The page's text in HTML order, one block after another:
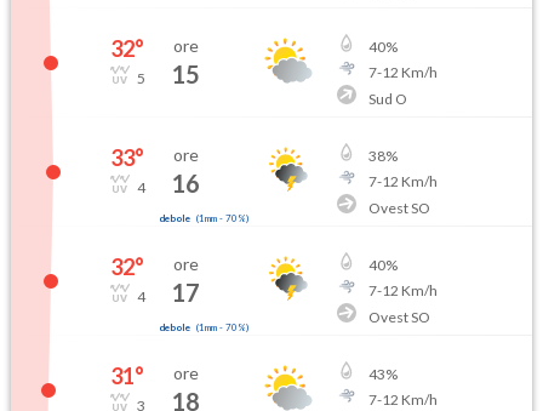
32°
5
ore
15
40%
7-12 Km/h
Sud O
33°
4
ore
16
debole (1mm- 70 %)
38%
7-12 Km/h
Ovest SO
32°
4
ore
17
debole (1mm- 70 %)
40%
7-12 Km/h
Ovest SO
31°
3
ore
18
43%
7-12 Km/h